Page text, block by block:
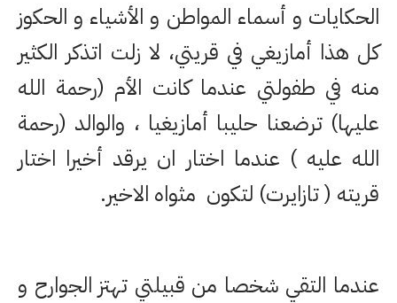
الحكايات و أسماء المواطن و الأشياء و الحكوز
كل هذا أمازيغي في قريتي، لا زلت اتذكر الكثير
منه في طفولتي عندما كانت الأم (رحمة الله
عليها) ترضعنا حليبا أمازيغيا ، والوالد (رحمة
الله عليه ) عندما اختار ان يرقد أخيرا اختار
قريته ( تازايرت) لتكون مثواه الاخير.
عندما التقي شخصا من قبيلتي تهتز الجوارح و